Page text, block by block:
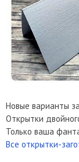
Новые варианты
Открытки
Только ваша
Все открытки-